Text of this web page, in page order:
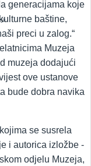
generacijama koje
baštine,
preci u zalog.“
Muzeja
muzeja dodajući
ove ustanove
bude dobra navika
se susrela
i autorica izložbe -
odjelu Muzeja,